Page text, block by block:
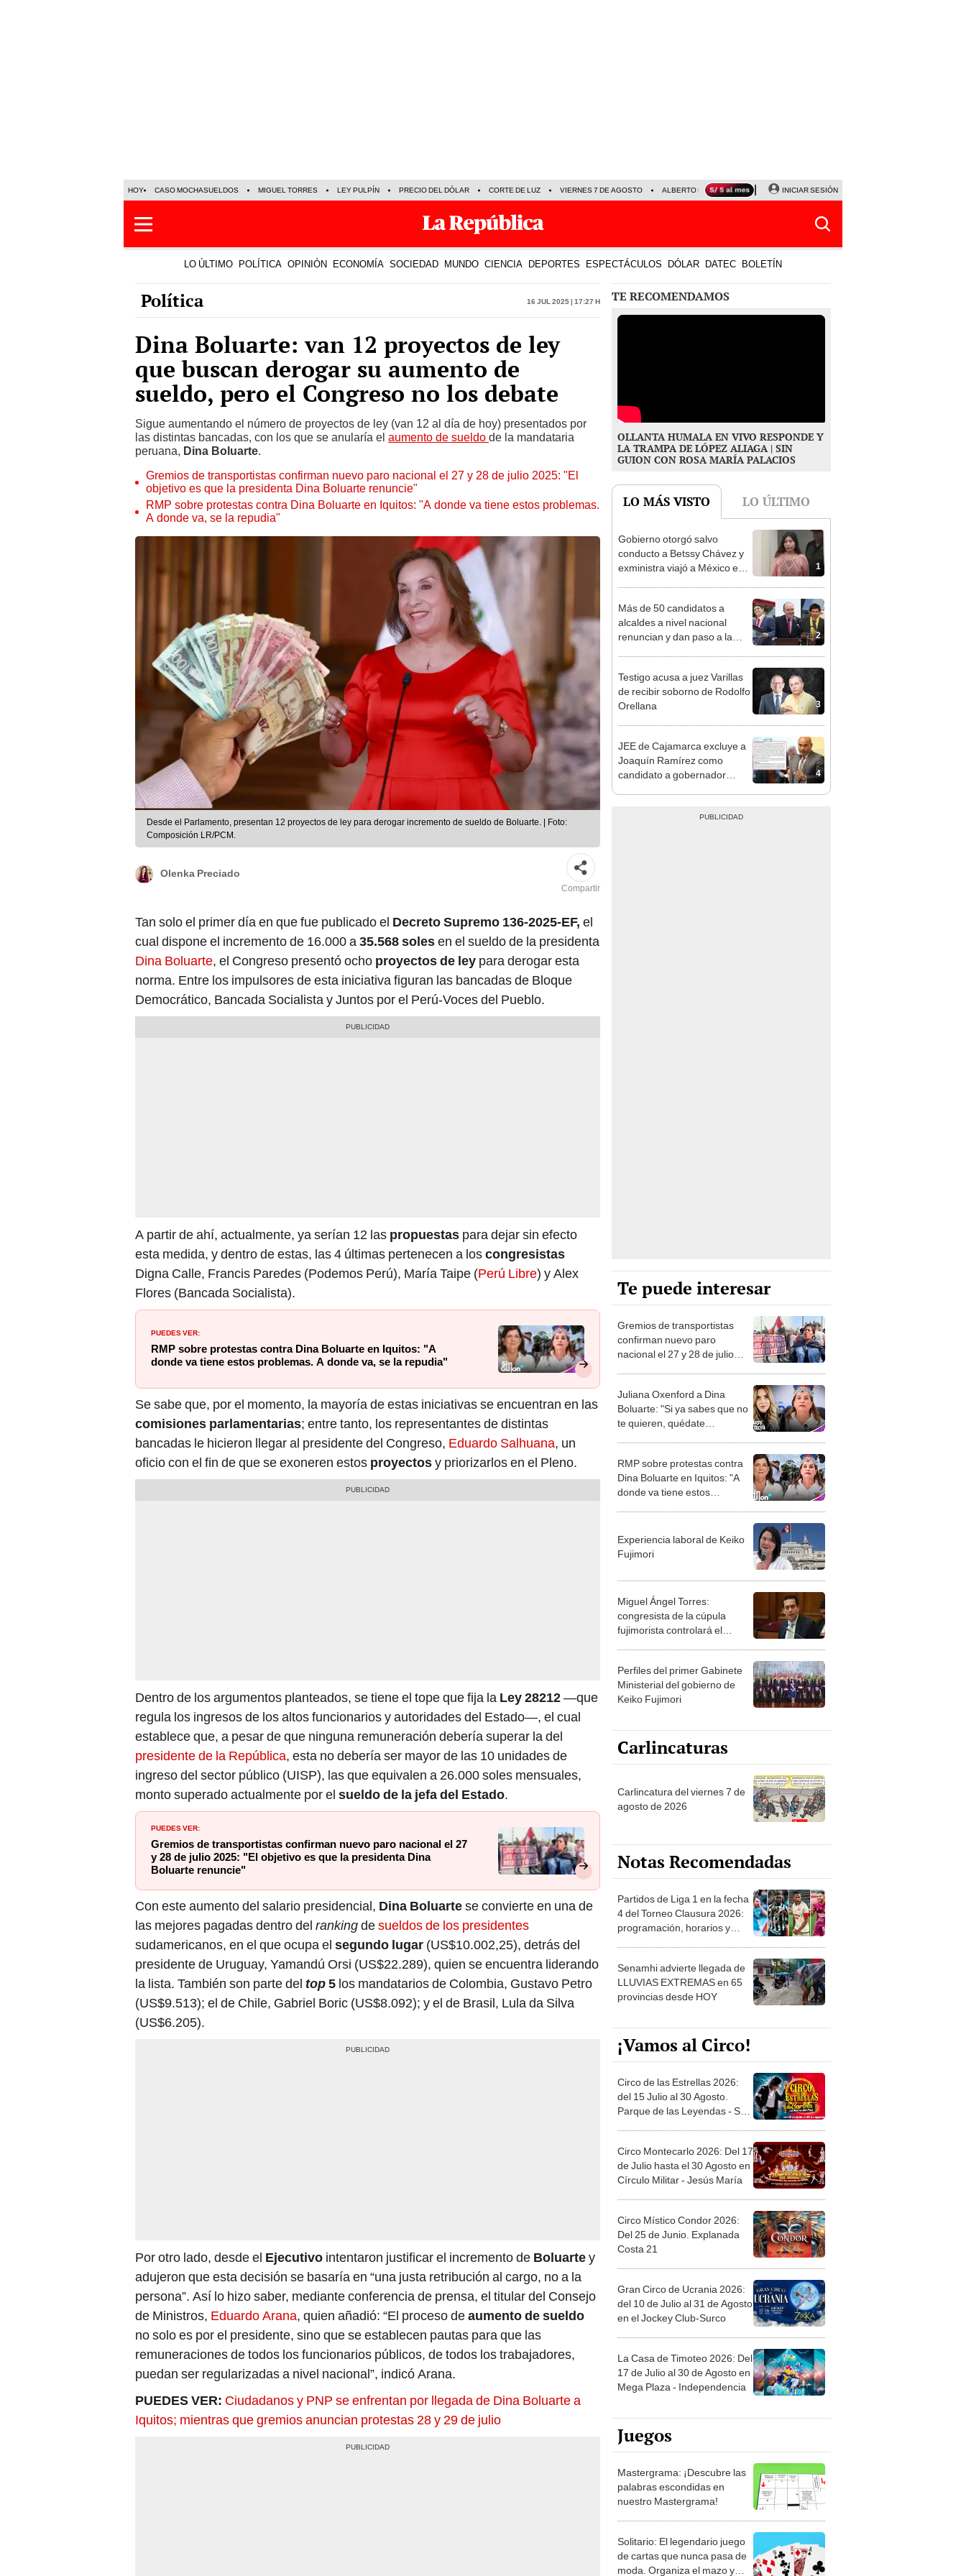
HOY CASO MOCHASUELDOS MIGUEL TORRES LEY PULPÍN PRECIO DEL DÓLAR CORTE DE LUZ VIERNES 7 DE AGOSTO ALBERTO BENAVIDES NALDY SALDAÑA
INICIAR SESIÓN
LO ÚLTIMO POLÍTICA OPINIÓN ECONOMÍA SOCIEDAD MUNDO CIENCIA DEPORTES ESPECTÁCULOS DÓLAR DATEC BOLETÍN
Política 16 Jul 2025 | 17:27 h
Dina Boluarte: van 12 proyectos de ley
que buscan derogar su aumento de
sueldo, pero el Congreso no los debate
Sigue aumentando el número de proyectos de ley (van 12 al día de hoy) presentados por
las distintas bancadas, con los que se anularía el aumento de sueldo de la mandataria
peruana, Dina Boluarte.
Gremios de transportistas confirman nuevo paro nacional el 27 y 28 de julio 2025: "El
objetivo es que la presidenta Dina Boluarte renuncie"
RMP sobre protestas contra Dina Boluarte en Iquitos: "A donde va tiene estos problemas.
A donde va, se la repudia"
Desde el Parlamento, presentan 12 proyectos de ley para derogar incremento de sueldo de Boluarte. | Foto:
Composición LR/PCM.
Olenka Preciado
Compartir
Tan solo el primer día en que fue publicado el Decreto Supremo 136-2025-EF, el
cual dispone el incremento de 16.000 a35.568 solesen el sueldo de la presidenta
Dina Boluarte, el Congreso presentó ocho proyectos de ley para derogar esta
norma. Entre los impulsores de esta iniciativa figuran las bancadas de Bloque
Democrático, Bancada Socialista y Juntos por el Perú-Voces del Pueblo.
A partir de ahí, actualmente, ya serían 12 las propuestas para dejar sin efecto
esta medida, y dentro de estas, las 4 últimas pertenecen a loscongresistas
Digna Calle, Francis Paredes (Podemos Perú), María Taipe (Perú Libre) y Alex
Flores (Bancada Socialista).
PUEDES VER:
RMP sobre protestas contra Dina Boluarte en Iquitos: "A
donde va tiene estos problemas. A donde va, se la repudia"
Se sabe que, por el momento, la mayoría de estas iniciativas se encuentran en las
comisiones parlamentarias; entre tanto, los representantes de distintas
bancadas le hicieron llegar al presidente del Congreso, Eduardo Salhuana, un
oficio con el fin de que se exoneren estos proyectosy priorizarlos en el Pleno.
Dentro de los argumentos planteados, se tiene el tope que fija la Ley 28212—que
regula los ingresos de los altos funcionarios y autoridades del Estado—, el cual
establece que, a pesar de que ninguna remuneración debería superar la del
presidente de la República, esta no debería ser mayor de las 10 unidades de
ingreso del sector público (UISP), las que equivalen a 26.000 soles mensuales,
monto superado actualmente por el sueldo de la jefa del Estado.
PUEDES VER:
Gremios de transportistas confirman nuevo paro nacional el 27
y 28 de julio 2025: "El objetivo es que la presidenta Dina
Boluarte renuncie"
Con este aumento del salario presidencial, Dina Boluartese convierte en una de
las mejores pagadas dentro del rankingdesueldos de los presidentes
sudamericanos, en el que ocupa el segundo lugar (US$10.002,25), detrás del
presidente de Uruguay, Yamandú Orsi (US$22.289), quien se encuentra liderando
la lista. También son parte del top5 los mandatarios de Colombia, Gustavo Petro
(US$9.513); el de Chile, Gabriel Boric (US$8.092); y el de Brasil, Lula da Silva
(US$6.205).
Por otro lado, desde el Ejecutivo intentaron justificar el incremento de Boluartey
adujeron que esta decisión se basaría en “una justa retribución al cargo, no a la
persona”. Así lo hizo saber, mediante conferencia de prensa, el titular del Consejo
de Ministros, Eduardo Arana, quien añadió: “El proceso deaumento de sueldo
no solo es por el presidente, sino que se establecen pautas para que las
remuneraciones de todos los funcionarios públicos, de todos los trabajadores,
puedan ser regularizadas a nivel nacional”, indicó Arana.
PUEDES VER: Ciudadanos y PNP se enfrentan por llegada de Dina Boluarte a
Iquitos; mientras que gremios anuncian protestas 28 y 29 de julio
TE RECOMENDAMOS
OLLANTA HUMALA EN VIVO RESPONDE Y
LA TRAMPA DE LÓPEZ ALIAGA | SIN
GUION CON ROSA MARÍA PALACIOS
LO MÁS VISTO LO ÚLTIMO
1
Gobierno otorgó salvo
conducto a Betssy Chávez y
exministra viajó a México en
2
Más de 50 candidatos a
alcaldes a nivel nacional
renuncian y dan paso a la
3
Testigo acusa a juez Varillas
de recibir soborno de Rodolfo
Orellana
4
JEE de Cajamarca excluye a
Joaquín Ramírez como
candidato a gobernador
Te puede interesar
Gremios de transportistas
confirman nuevo paro
nacional el 27 y 28 de julio
renuncie"
Juliana Oxenford a Dina
Boluarte: "Si ya sabes que no
te quieren, quédate
RMP sobre protestas contra
Dina Boluarte en Iquitos: "A
donde va tiene estos
Experiencia laboral de Keiko
Fujimori
Miguel Ángel Torres:
congresista de la cúpula
fujimorista controlará el
Perfiles del primer Gabinete
Ministerial del gobierno de
Keiko Fujimori
Carlincaturas
Carlincatura del viernes 7 de
agosto de 2026
Notas Recomendadas
Partidos de Liga 1 en la fecha
4 del Torneo Clausura 2026:
programación, horarios y
Senamhi advierte llegada de
LLUVIAS EXTREMAS en 65
provincias desde HOY
¡Vamos al Circo!
Circo de las Estrellas 2026:
del 15 Julio al 30 Agosto.
Parque de las Leyendas - San
Circo Montecarlo 2026: Del 17
de Julio hasta el 30 Agosto en
Círculo Militar - Jesús María
Circo Místico Condor 2026:
Del 25 de Junio. Explanada
Costa 21
Gran Circo de Ucrania 2026:
del 10 de Julio al 31 de Agosto
en el Jockey Club-Surco
La Casa de Timoteo 2026: Del
17 de Julio al 30 de Agosto en
Mega Plaza - Independencia
Juegos
Mastergrama: ¡Descubre las
palabras escondidas en
nuestro Mastergrama!
Solitario: El legendario juego
de cartas que nunca pasa de
moda. Organiza el mazo y